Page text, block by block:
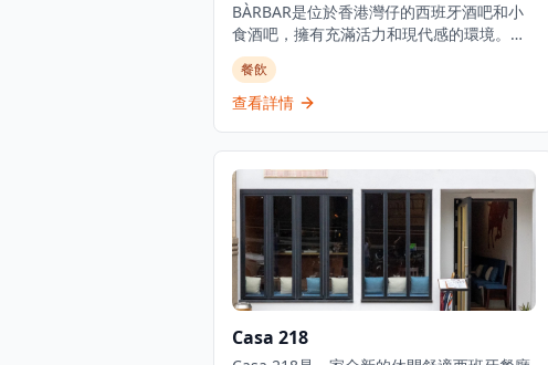
BÀRBAR是位於香港灣仔的西班牙酒吧和小
食酒吧，擁有充滿活力和現代感的環境。這
家餐廳由@picapicahk團隊經營，使用正宗
的西班牙食材和風味，提供真正的西班牙用
餐體驗。BÀRBAR在TripAdvisor上獲得4.9
廳既是酒吧也是小食餐廳，提供完整的西班
牙美食體驗，包括招牌菜和豐富的酒類選
擇。餐廳距離灣仔地鐵站B2出口僅需步行4
分鐘，交通便利。
餐飲
查看詳情
Casa 218